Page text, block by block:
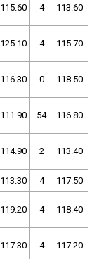
115.60 4 113.60
125.10 4 115.70
116.30 0 118.50
111.90 54 116.80
114.90 2 113.40
113.30 4 117.50
119.20 4 118.40
117.30 4 117.20